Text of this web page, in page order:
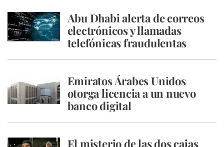
Abu Dhabi alerta de correos
electrónicos y llamadas
telefónicas fraudulentas
Emiratos Árabes Unidos
otorga licencia a un nuevo
banco digital
El misterio de las dos cajas